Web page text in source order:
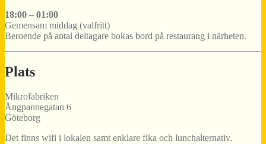
18:00 – 01:00
Gemensam middag (valfritt)
Beroende på antal deltagare bokas bord på restaurang i närheten.
Plats
Mikrofabriken
Ångpannegatan 6
Göteborg
Det finns wifi i lokalen samt enklare fika och lunchalternativ.